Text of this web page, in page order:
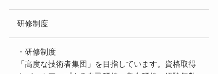
研修制度
・研修制度
「高度な技術者集団」を目指しています。資格取得